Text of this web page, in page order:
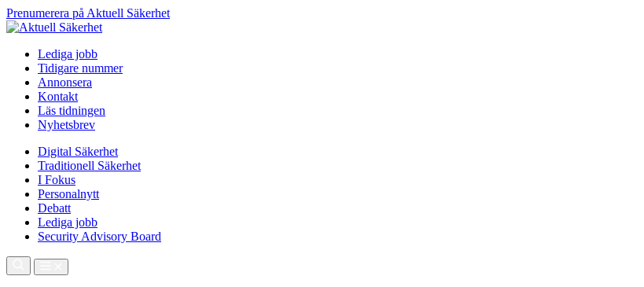
Prenumerera på Aktuell Säkerhet
Lediga jobb
Tidigare nummer
Annonsera
Kontakt
Läs tidningen
Nyhetsbrev
Digital Säkerhet
Traditionell Säkerhet
I Fokus
Personalnytt
Debatt
Lediga jobb
Security Advisory Board